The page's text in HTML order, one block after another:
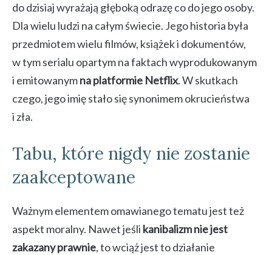
do dzisiaj wyrażają głęboką odrazę co do jego osoby.
Dla wielu ludzi na całym świecie. Jego historia była
przedmiotem wielu filmów, książek i dokumentów,
w tym serialu opartym na faktach wyprodukowanym
i emitowanymna platformie Netflix. W skutkach
czego, jego imię stało się synonimem okrucieństwa
i zła.
Tabu, które nigdy nie zostanie
zaakceptowane
Ważnym elementem omawianego tematu jest też
aspekt moralny. Nawet jeśli kanibalizm nie jest
zakazany prawnie, to wciąż jest to działanie